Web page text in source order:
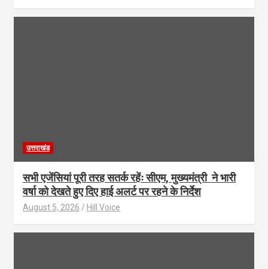
उत्तराखंड
सभी एजेंसियां पूरी तरह सतर्क रहेंः सीएम, मुख्यमंत्री ने भारी
वर्षा को देखते हुए दिए हाई अलर्ट पर रहने के निर्देश
August 5, 2026 Hill Voice